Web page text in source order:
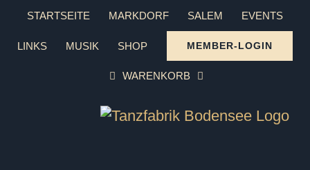
Zum
springen
STARTSEITE MARKDORF SALEM EVENTS
LINKS MUSIK SHOP MEMBER-LOGIN
WARENKORB